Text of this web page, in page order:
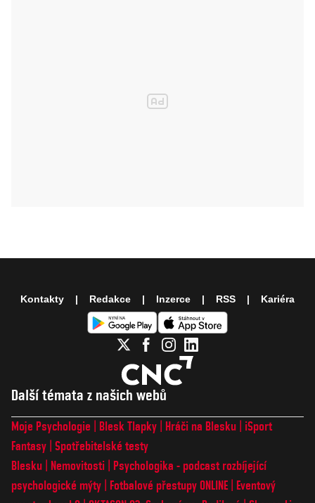
Další témata z našich webů
Moje Psychologie Blesk Tlapky Hráči na Blesku
iSport
Fantasy Spotřebitelské testy
Blesku
Nemovitosti
Psychologika - podcast rozbíjející
psychologické mýty
Fotbalové přestupy ONLINE
Eventový
Kontakty Redakce Inzerce RSS Kariéra